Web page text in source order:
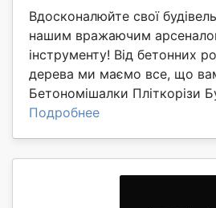
Вдосконалюйте свої
нашим вражаючим
інструменту! Від бетонних
дерева ми маємо все, що
Бетономішалки Пліткорізи
Подробнее